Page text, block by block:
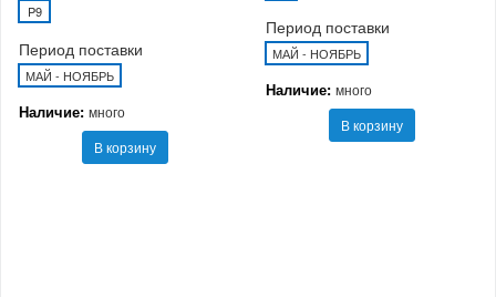
P9
Период поставки
МАЙ - НОЯБРЬ
Наличие: много
В корзину
Период поставки
МАЙ - НОЯБРЬ
Наличие: много
В корзину